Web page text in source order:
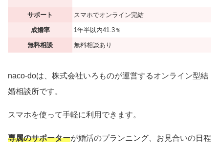
サポート スマホでオンライン完結
成婚率 1年半以内41.3％
無料相談 無料相談あり
naco-doは、株式会社いろものが運営するオンライン型結
婚相談所です。
スマホを使って手軽に利用できます。
専属のサポーターが婚活のプランニング、お見合いの日程